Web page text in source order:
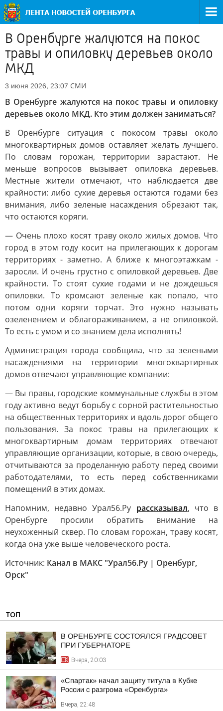
В Оренбурге жалуются на покос
травы и опиловку деревьев около
МКД
3 июня 2026, 23:07 СМИ
В Оренбурге жалуются на покос травы и опиловку
деревьев около МКД. Кто этим должен заниматься?
В Оренбурге ситуация с покосом травы около
многоквартирных домов оставляет желать лучшего.
По словам горожан, территории зарастают. Не
меньше вопросов вызывает опиловка деревьев.
Местные жители отмечают, что наблюдается две
крайности: либо сухие деревья остаются годами без
внимания, либо зеленые насаждения обрезают так,
что остаются коряги.
— Очень плохо косят траву около жилых домов. Что
город в этом году косит на прилегающих к дорогам
территориях - заметно. А ближе к многоэтажкам -
заросли. И очень грустно с опиловкой деревьев. Две
крайности. То стоят сухие годами и не дождешься
опиловки. То кромсают зеленые как попало, что
потом одни коряги торчат. Это нужно называть
озеленением и облагораживанием, а не опиловкой.
То есть с умом и со знанием дела исполнять!
Администрация города сообщила, что за зелеными
насаждениями на территории многоквартирных
домов отвечают управляющие компании:
— Вы правы, городские коммунальные службы в этом
году активно ведут борьбу с сорной растительностью
на общественных территориях и вдоль дорог общего
пользования. За покос травы на прилегающих к
многоквартирным домам территориях отвечают
управляющие организации, которые, в свою очередь,
отчитываются за проделанную работу перед своими
работодателями, то есть перед собственниками
помещений в этих домах.
Напомним, недавно Урал56.Ру рассказывал, что в
Оренбурге просили обратить внимание на
неухоженный сквер. По словам горожан, траву косят,
когда она уже выше человеческого роста.
Источник: Канал в МАКС "Урал56.Ру | Оренбург,
Орск"
ТОП
В ОРЕНБУРГЕ СОСТОЯЛСЯ ГРАДСОВЕТ
ПРИ ГУБЕРНАТОРЕ
Вчера, 20:03
«Спартак» начал защиту титула в Кубке
России с разгрома «Оренбурга»
Вчера, 22:48